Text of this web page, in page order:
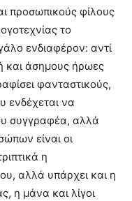
προσωπικούς φίλους
το
ενδιαφέρον: αντί
και άσημους ήρωες
φανταστικούς,
ενδέχεται να
συγγραφέα, αλλά
είναι οι
η
αλλά υπάρχει και η
η μάνα και λίγοι